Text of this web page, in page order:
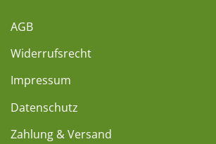
AGB
Widerrufsrecht
Impressum
Datenschutz
Zahlung & Versand